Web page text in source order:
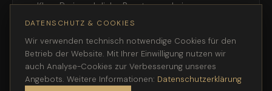
Klare Preise, ehrliche Beratung — keine
versteckten Kosten, keine Überraschungen.
DATENSCHUTZ & COOKIES
Wir verwenden technisch notwendige Cookies für den
Betrieb der Website. Mit Ihrer Einwilligung nutzen wir
auch Analyse-Cookies zur Verbesserung unseres
Angebots. Weitere Informationen: Datenschutzerklärung